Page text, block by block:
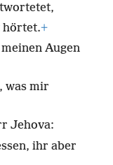
hörtet.+
Augen
was mir
Jehova:
ihr aber